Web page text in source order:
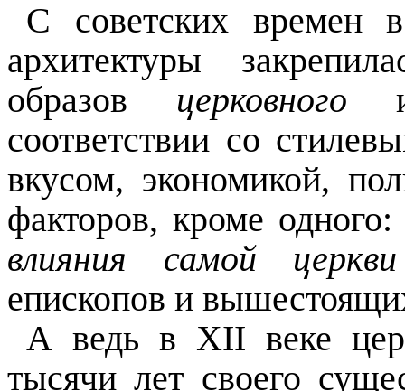
С советских времен
архитектуры
образов церковного
соответствии со
вкусом, экономикой,
факторов, кроме
влияния самой церкви
епископов и
А ведь в XII веке
тысячи лет своего